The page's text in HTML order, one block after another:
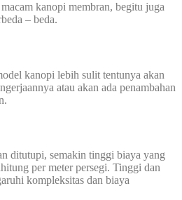
kanopi membran, begitu juga
– beda.
kanopi lebih sulit tentunya akan
atau akan ada penambahan
ditutupi, semakin tinggi biaya yang
per meter persegi. Tinggi dan
kompleksitas dan biaya